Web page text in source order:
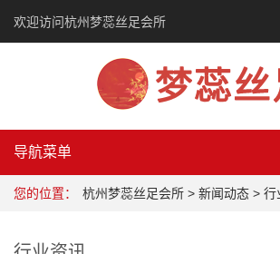
欢迎访问杭州梦蕊丝足会所
导航菜单
您的位置： 杭州梦蕊丝足会所 > 新闻动态 > 行